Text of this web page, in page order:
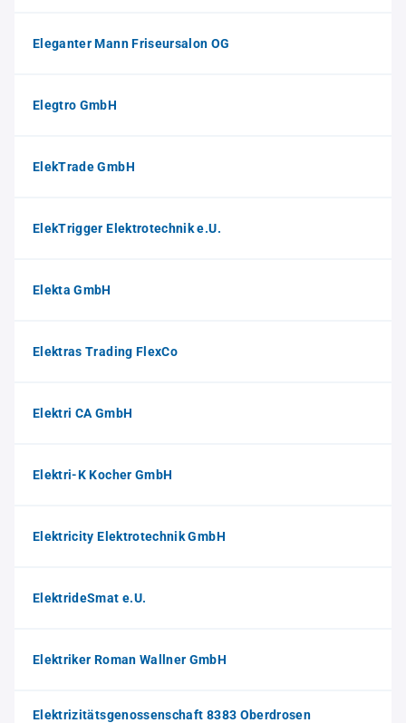
Eleganter Mann Friseursalon OG
Elegtro GmbH
ElekTrade GmbH
ElekTrigger Elektrotechnik e.U.
Elekta GmbH
Elektras Trading FlexCo
Elektri CA GmbH
Elektri-K Kocher GmbH
Elektricity Elektrotechnik GmbH
ElektrideSmat e.U.
Elektriker Roman Wallner GmbH
Elektrizitätsgenossenschaft 8383 Oberdrosen